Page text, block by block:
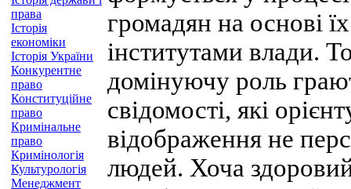
права
Історія
економіки
Історія України
Конкурентне
право
Конституційне
право
Кримінальне
право
Кримінологія
Культурологія
Менеджмент
громадян на основі
інститутами влади.
домінуючу роль
свідомості, які
відображення не
людей. Хоча